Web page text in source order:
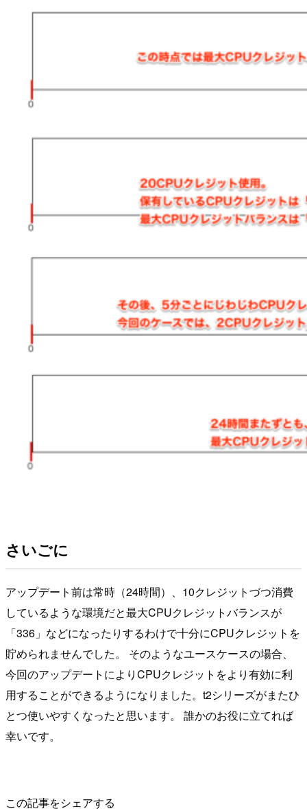
さいごに
アップデート前は常時（24時間）、10クレジットづつ消費
しているような環境だと最大CPUクレジットバランスが
「336」などになったりするわけで十分にCPUクレジットを
貯められませんでした。 そのようなユースケースの場合、
今回のアップデートによりCPUクレジットをより有効に利
用することができるようになりました。t2シリーズがまたひ
とつ使いやすくなったと思います。 誰かのお役に立てれば
幸いです。
この記事をシェアする